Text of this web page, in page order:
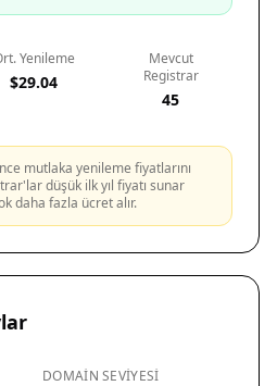
Yenileme
$29.04
Mevcut
Registrar
45
mutlaka yenileme fiyatlarını
düşük ilk yıl fiyatı sunar
daha fazla ücret alır.
DOMAIN SEVIYESI